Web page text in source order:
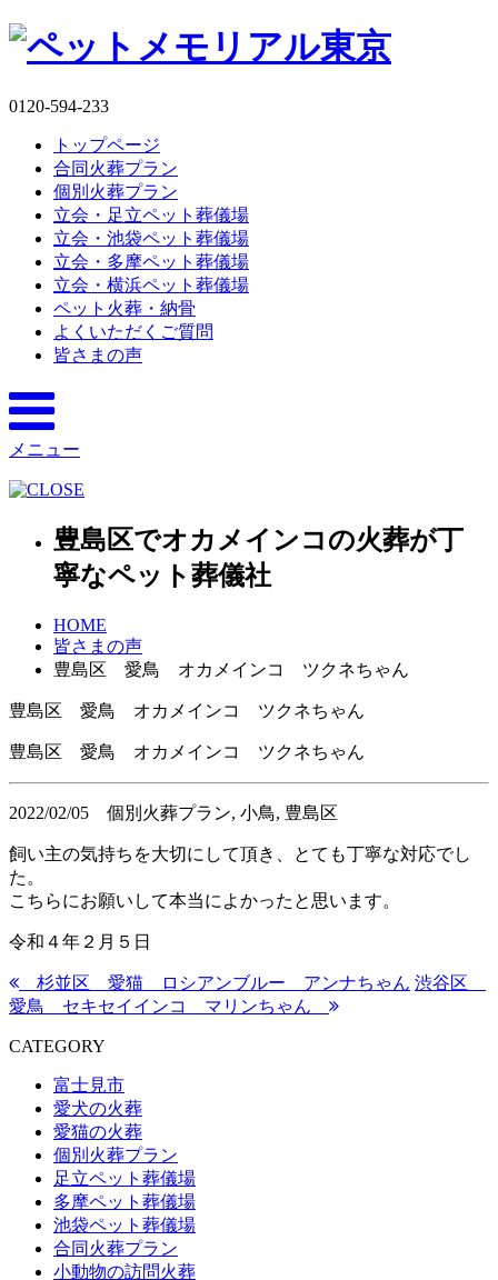
0120-594-233
トップページ
合同火葬プラン
個別火葬プラン
立会・足立ペット葬儀場
立会・池袋ペット葬儀場
立会・多摩ペット葬儀場
立会・横浜ペット葬儀場
ペット火葬・納骨
よくいただくご質問
皆さまの声
メニュー
豊島区でオカメインコの火葬が丁
寧なペット葬儀社
HOME
皆さまの声
豊島区 愛鳥 オカメインコ ツクネちゃん
豊島区 愛鳥 オカメインコ ツクネちゃん
豊島区 愛鳥 オカメインコ ツクネちゃん
2022/02/05 個別火葬プラン, 小鳥, 豊島区
飼い主の気持ちを大切にして頂き、とても丁寧な対応でし
た。
こちらにお願いして本当によかったと思います。
令和４年２月５日
杉並区 愛猫 ロシアンブルー アンナちゃん 渋谷区
愛鳥 セキセイインコ マリンちゃん
CATEGORY
富士見市
愛犬の火葬
愛猫の火葬
個別火葬プラン
足立ペット葬儀場
多摩ペット葬儀場
池袋ペット葬儀場
合同火葬プラン
小動物の訪問火葬